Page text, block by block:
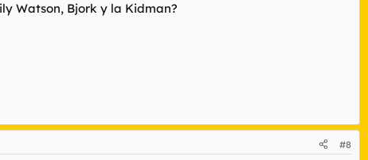
Watson, Bjork y la Kidman?
#8